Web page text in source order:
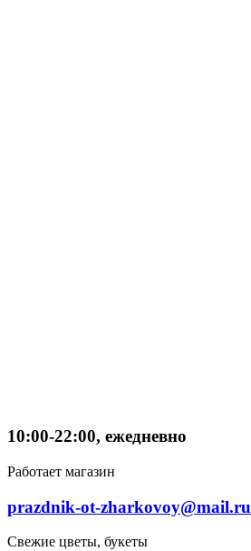
10:00-22:00, ежедневно
Работает магазин
prazdnik-ot-zharkovoy@mail.ru
Свежие цветы, букеты